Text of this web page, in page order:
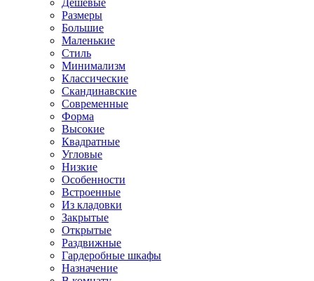
Дешевые
Размеры
Большие
Маленькие
Стиль
Минимализм
Классические
Скандинавские
Современные
Форма
Высокие
Квадратные
Угловые
Низкие
Особенности
Встроенные
Из кладовки
Закрытые
Открытые
Раздвижные
Гардеробные шкафы
Назначение